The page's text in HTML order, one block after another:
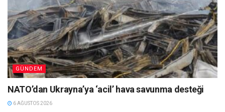
GÜNDEM
NATO’dan Ukrayna’ya ‘acil’ hava savunma desteği
6 AĞUSTOS 2026